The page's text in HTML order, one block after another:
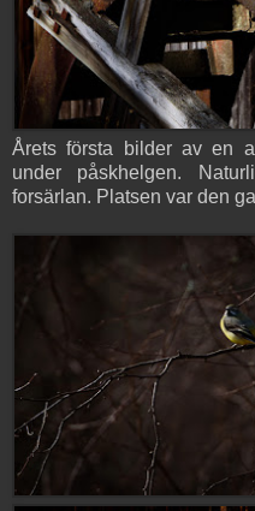
Årets första bilder av en
under påskhelgen.
forsärlan. Platsen var den